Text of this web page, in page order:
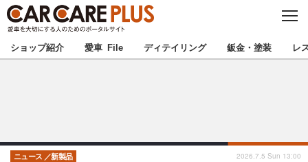
C
S
E
★カーケアプラス認定★ 厳選プロショップを地域から探す
甲信越 北陸
ショップ紹介 愛車 File ディテイリング 鈑金・塗装 レ
ニュース 新製品 2026.7.5 Sun 13:00